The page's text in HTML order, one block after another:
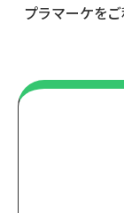
プラマーケを